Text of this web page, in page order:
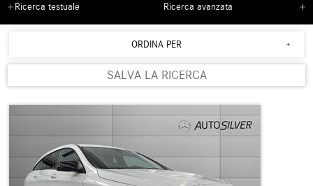
Ricerca testuale
Ricerca avanzata
ORDINA PER
SALVA LA RICERCA